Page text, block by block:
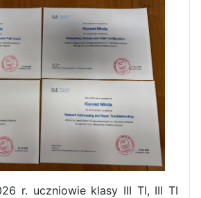
do
r. uczniowie klasy III TI, III TI